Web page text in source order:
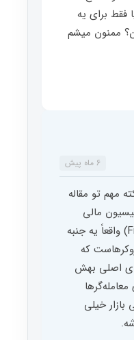
فقط برای یه
ممنون میشم
6 ماه پیش
مهم تو مقاله
مالی
(Financial Commission) واقعاً یه جنبه
که
اصلی بهش
خیلی